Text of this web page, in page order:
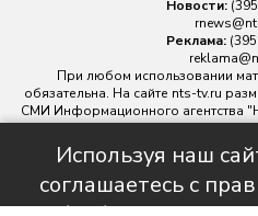
Используя наш
соглашаетесь с
Новости:
Реклама:
При любом использовании
обязательна. На сайте nts-tv.ru
СМИ Информационного агентства
№ ФС 77 - 88763
надзору в сфере связи,
Главный редактор ИА "НТС"